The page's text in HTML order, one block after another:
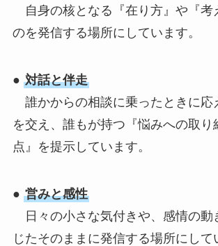
自身の核となる『在り方』や『考
のを発信する場所にしています。
● 対話と伴走
誰かからの相談に乗ったときに応
を交え、誰もが持つ『悩みへの取り
点』を提示しています。
● 営みと感性
日々の小さな気付きや、感情の動
じたそのままに発信する場所にして